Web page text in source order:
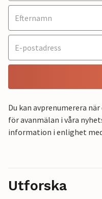
Du kan avprenumerera
för avanmälan i våra
information i enlighet
Utforska